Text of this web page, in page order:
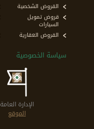
القروض الشخصية
قروض تمويل
السيارات
القروض العقارية
سياسة الخصوصية
الإدارة العامة
الموقع